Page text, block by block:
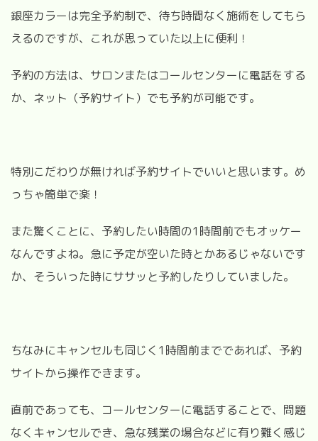
銀座カラーは完全予約制で、待ち時間なく施術をしてもら
えるのですが、これが思っていた以上に便利！
予約の方法は、サロンまたはコールセンターに電話をする
か、ネット（予約サイト）でも予約が可能です。
特別こだわりが無ければ予約サイトでいいと思います。め
っちゃ簡単で楽！
また驚くことに、予約したい時間の1時間前でもオッケー
なんですよね。急に予定が空いた時とかあるじゃないです
か、そういった時にササッと予約したりしていました。
ちなみにキャンセルも同じく1時間前までであれば、予約
サイトから操作できます。
直前であっても、コールセンターに電話することで、問題
なくキャンセルでき、急な残業の場合などに有り難く感じ